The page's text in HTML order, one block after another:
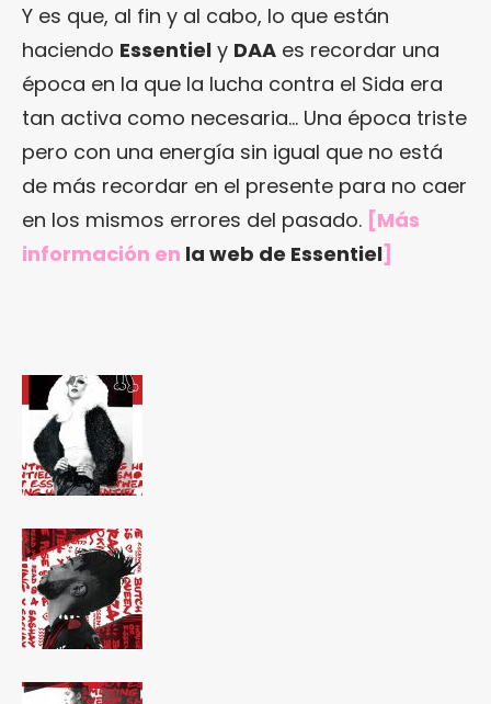
Y es que, al fin y al cabo, lo que están
haciendo Essentiel y DAA es recordar una
época en la que la lucha contra el Sida era
tan activa como necesaria… Una época triste
pero con una energía sin igual que no está
de más recordar en el presente para no caer
en los mismos errores del pasado. [Más
información en la web de Essentiel]